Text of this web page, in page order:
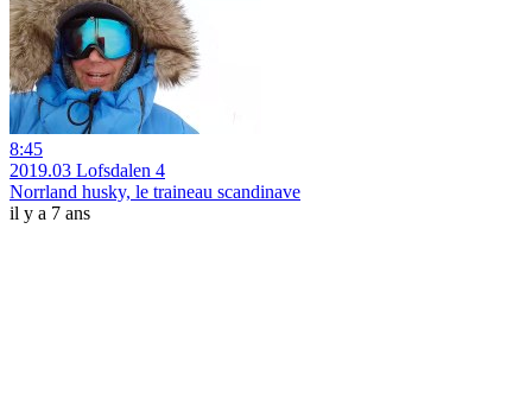
8:45
2019.03 Lofsdalen 4
Norrland husky, le traineau scandinave
il y a 7 ans